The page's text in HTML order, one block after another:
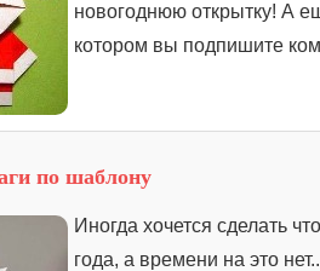
новогоднюю открытку! А
котором вы подпишите
по шаблону
Иногда хочется сделать
года, а времени на это